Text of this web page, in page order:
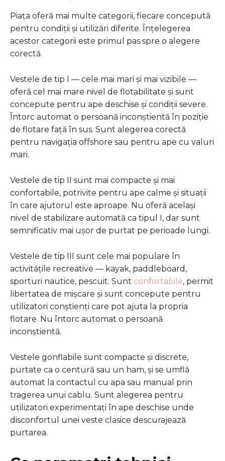
Piața oferă mai multe categorii, fiecare concepută
pentru condiții și utilizări diferite. Înțelegerea
acestor categorii este primul pas spre o alegere
corectă.
Vestele de tip I — cele mai mari și mai vizibile —
oferă cel mai mare nivel de flotabilitate și sunt
concepute pentru ape deschise și condiții severe.
Întorc automat o persoană inconștientă în poziție
de flotare față în sus. Sunt alegerea corectă
pentru navigația offshore sau pentru ape cu valuri
mari.
Vestele de tip II sunt mai compacte și mai
confortabile, potrivite pentru ape calme și situații
în care ajutorul este aproape. Nu oferă același
nivel de stabilizare automată ca tipul I, dar sunt
semnificativ mai ușor de purtat pe perioade lungi.
Vestele de tip III sunt cele mai populare în
activitățile recreative — kayak, paddleboard,
sporturi nautice, pescuit. Sunt confortabile, permit
libertatea de mișcare și sunt concepute pentru
utilizatori conștienți care pot ajuta la propria
flotare. Nu întorc automat o persoană
inconștientă.
Vestele gonflabile sunt compacte și discrete,
purtate ca o centură sau un ham, și se umflă
automat la contactul cu apa sau manual prin
tragerea unui cablu. Sunt alegerea pentru
utilizatori experimentați în ape deschise unde
disconfortul unei veste clasice descurajează
purtarea.